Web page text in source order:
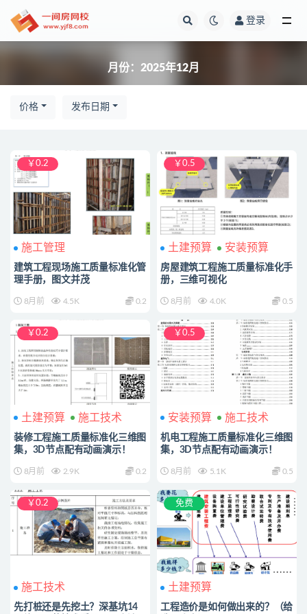
登录
月份：2025年12月
价格 发布日期
￥0.2
施工管理
建筑工程现场施工质量标准化管
理手册，图文并茂
8月前 4.5K 0.2
￥0.5
土建预算 安装预算
房屋建筑工程施工质量标准化手
册，三维可视化
8月前 4.0K 0.5
￥0.2
土建预算 施工技术
装修工程施工质量标准化三维图
集，3D节点配有动画演示！
8月前 2.9K 0.2
￥0.5
安装预算 施工技术
机电工程施工质量标准化三维图
集，3D节点配有动画演示！
8月前 5.1K 0.5
￥0.2
施工技术
先打桩还是先挖土？深基坑14
免费
土建预算
工程造价是如何做出来的？（给